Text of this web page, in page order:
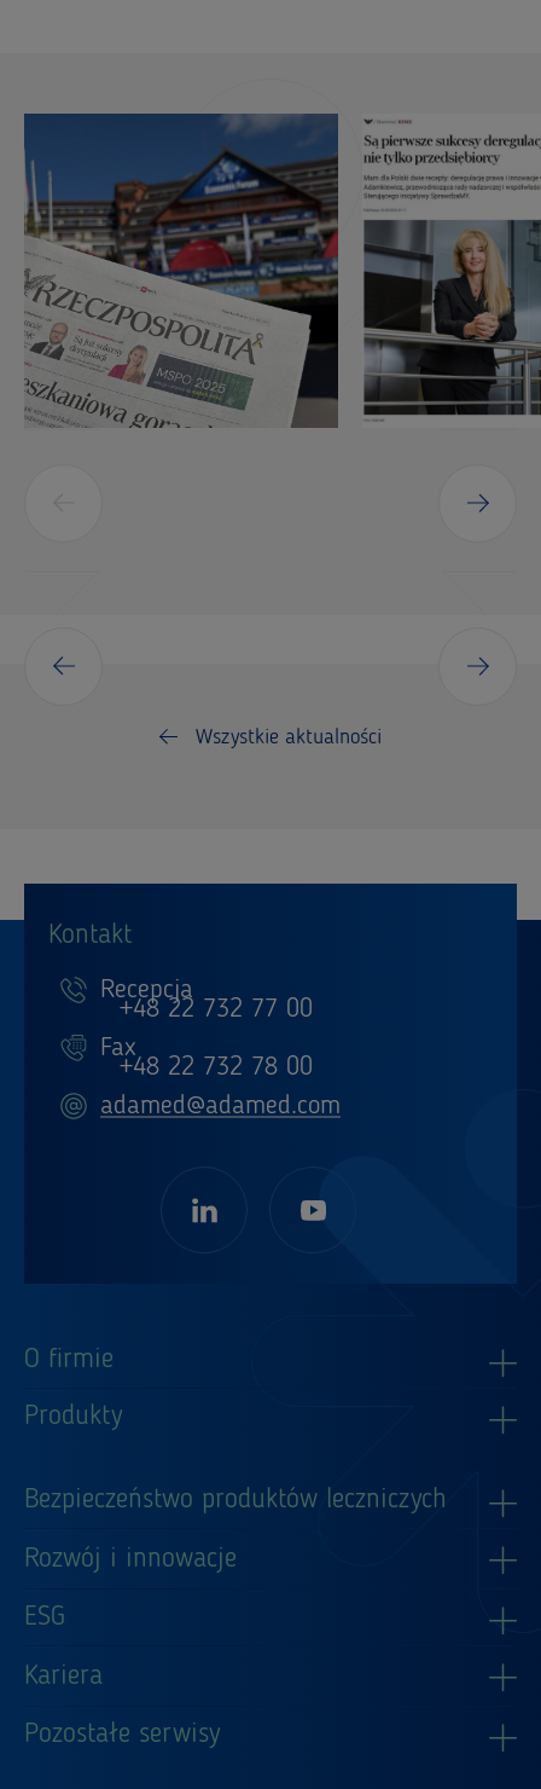
Wszystkie aktualności
O firmie
Produkty
Bezpieczeństwo produktów leczniczych
Rozwój i innowacje
ESG
Kariera
Pozostałe serwisy
Kontakt
Recepcja
+48 22 732 77 00
Fax
+48 22 732 78 00
adamed@adamed.com